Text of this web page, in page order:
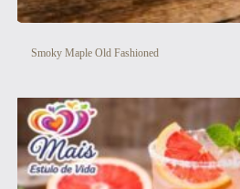
Smoky Maple Old Fashioned